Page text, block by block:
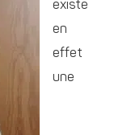
existe
en
effet
une